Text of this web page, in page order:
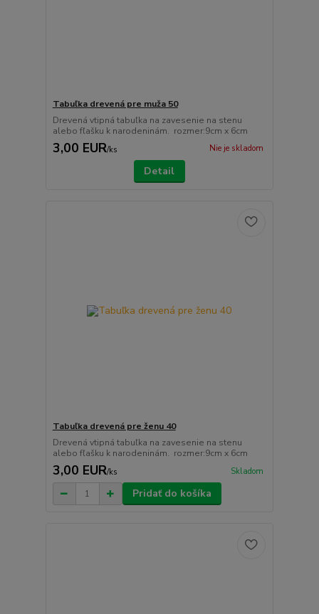
Tabuľka drevená pre muža 50
Drevená vtipná tabuľka na zavesenie na stenu
alebo fľašku k narodeninám. rozmer:9cm x 6cm
3,00 EUR/ks Nie je skladom
Detail
Tabuľka drevená pre ženu 40
Drevená vtipná tabuľka na zavesenie na stenu
alebo fľašku k narodeninám. rozmer:9cm x 6cm
3,00 EUR/ks Skladom
Pridať do košíka